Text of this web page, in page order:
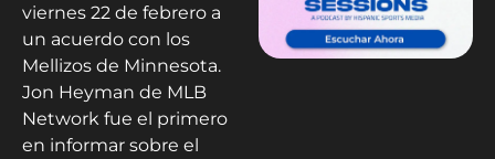
viernes 22 de febrero a
un acuerdo con los
Mellizos de Minnesota.
Jon Heyman de MLB
Network fue el primero
en informar sobre el